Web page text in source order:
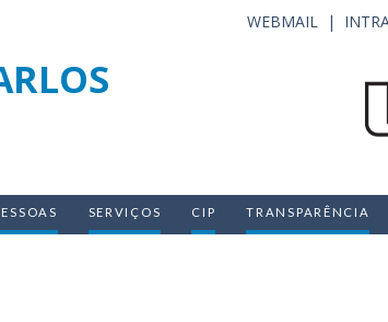
WEBMAIL |
SERVIÇOS CIP TRANSPARÊNCIA